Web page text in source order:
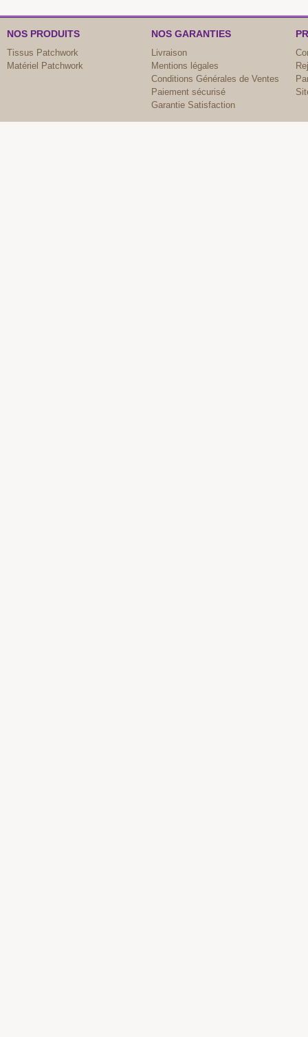
NOS PRODUITS
Tissus Patchwork
Matériel Patchwork
NOS GARANTIES
Livraison
Mentions légales
Conditions Générales de Ventes
Paiement sécurisé
Garantie Satisfaction